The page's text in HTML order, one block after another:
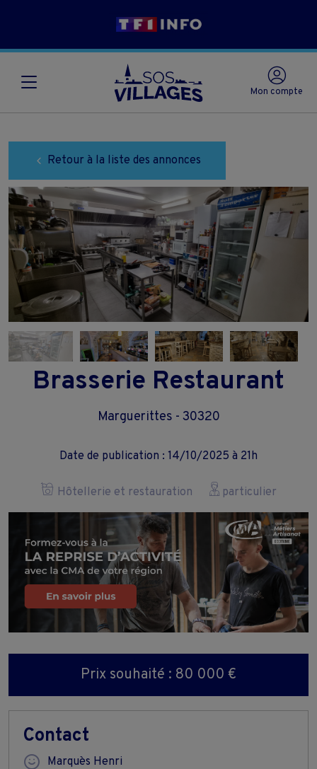
Mon compte
Retour à la liste des annonces
Brasserie Restaurant
Marguerittes - 30320
Date de publication : 14/10/2025 à 21h
Hôtellerie et restauration particulier
Prix souhaité : 80 000 €
Contact
Marquès Henri